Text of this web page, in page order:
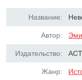
Название:
Автор:
Издательство: АСТ
Жанр: